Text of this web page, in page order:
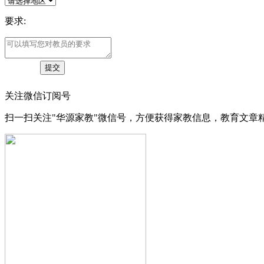
要求:
关注微信订阅号
扫一扫关注"华源家教"微信号，方便获得家教信息，教育文章